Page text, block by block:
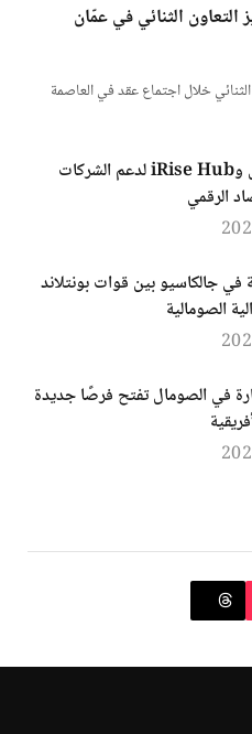
الثنائي في عمّان
خلال اجتماع عقد في العاصمة
شراكة الصومال وiRise Hub لدعم الشركات
الرقمي
في جالكاسيو بين قوات بونتلاند
الصومالية
في الصومال تفتح فرصًا جديدة